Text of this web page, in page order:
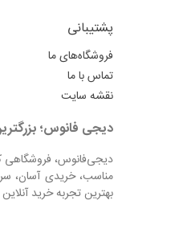
پشتیبانی
فروشگاه‌های ما
تماس با ما
نقشه سایت
دیجی فانوس؛
دیجی‌فانوس، فروشگاهی
مناسب، خریدی آسان،
بهترین تجربه خرید